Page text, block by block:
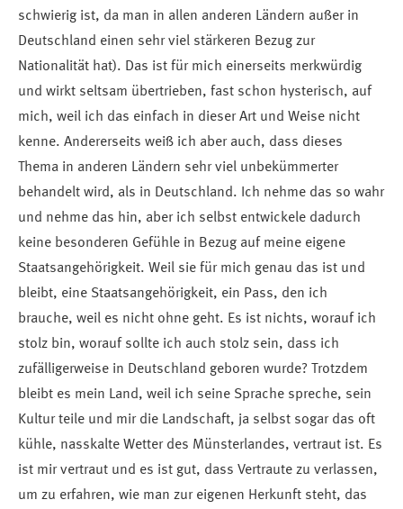
schwierig ist, da man in allen anderen Ländern außer in
Deutschland einen sehr viel stärkeren Bezug zur
Nationalität hat). Das ist für mich einerseits merkwürdig
und wirkt seltsam übertrieben, fast schon hysterisch, auf
mich, weil ich das einfach in dieser Art und Weise nicht
kenne. Andererseits weiß ich aber auch, dass dieses
Thema in anderen Ländern sehr viel unbekümmerter
behandelt wird, als in Deutschland. Ich nehme das so wahr
und nehme das hin, aber ich selbst entwickele dadurch
keine besonderen Gefühle in Bezug auf meine eigene
Staatsangehörigkeit. Weil sie für mich genau das ist und
bleibt, eine Staatsangehörigkeit, ein Pass, den ich
brauche, weil es nicht ohne geht. Es ist nichts, worauf ich
stolz bin, worauf sollte ich auch stolz sein, dass ich
zufälligerweise in Deutschland geboren wurde? Trotzdem
bleibt es mein Land, weil ich seine Sprache spreche, sein
Kultur teile und mir die Landschaft, ja selbst sogar das oft
kühle, nasskalte Wetter des Münsterlandes, vertraut ist. Es
ist mir vertraut und es ist gut, dass Vertraute zu verlassen,
um zu erfahren, wie man zur eigenen Herkunft steht, das